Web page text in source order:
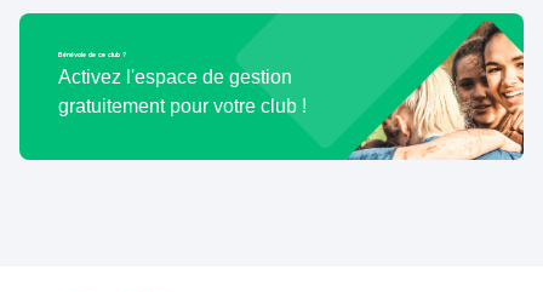
Bénévole de ce club ?
Activez l'espace de gestion
gratuitement pour votre club !